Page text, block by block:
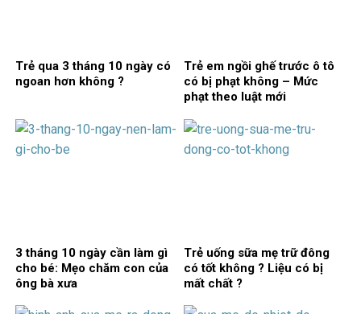
Trẻ qua 3 tháng 10 ngày có
ngoan hơn không ?
Trẻ em ngồi ghế trước ô tô
có bị phạt không – Mức
phạt theo luật mới
3 tháng 10 ngày cần làm gì
cho bé: Mẹo chăm con của
ông bà xưa
Trẻ uống sữa mẹ trữ đông
có tốt không ? Liệu có bị
mất chất ?